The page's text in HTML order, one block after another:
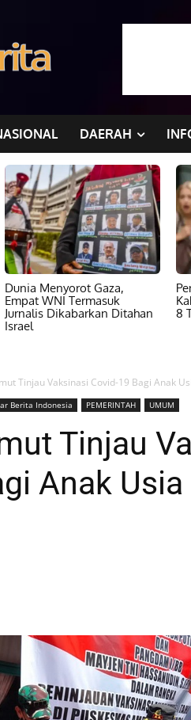
DAERAH
Dunia Menyorot Gaza,
Empat WNI Termasuk
Jurnalis Dikabarkan Ditahan
Israel
8
Tinjau Vaksinasi Covid-19 Bagi Anak
Berita Indonesia PEMERINTAH UMUM
Tinjau
Anak